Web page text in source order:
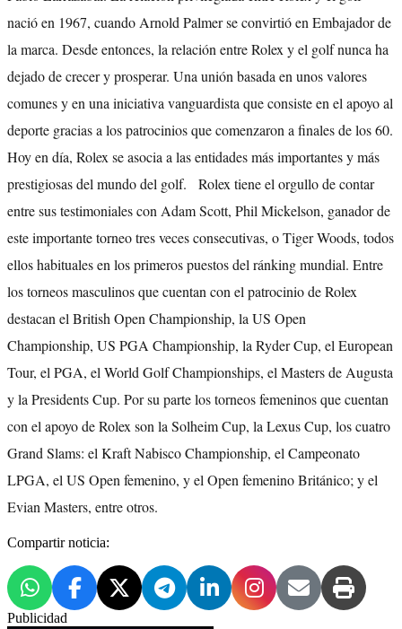
nació en 1967, cuando Arnold Palmer se convirtió en Embajador de
la marca. Desde entonces, la relación entre Rolex y el golf nunca ha
dejado de crecer y prosperar. Una unión basada en unos valores
comunes y en una iniciativa vanguardista que consiste en el apoyo al
deporte gracias a los patrocinios que comenzaron a finales de los 60.
Hoy en día, Rolex se asocia a las entidades más importantes y más
prestigiosas del mundo del golf. Rolex tiene el orgullo de contar
entre sus testimoniales con Adam Scott, Phil Mickelson, ganador de
este importante torneo tres veces consecutivas, o Tiger Woods, todos
ellos habituales en los primeros puestos del ránking mundial. Entre
los torneos masculinos que cuentan con el patrocinio de Rolex
destacan el British Open Championship, la US Open
Championship, US PGA Championship, la Ryder Cup, el European
Tour, el PGA, el World Golf Championships, el Masters de Augusta
y la Presidents Cup. Por su parte los torneos femeninos que cuentan
con el apoyo de Rolex son la Solheim Cup, la Lexus Cup, los cuatro
Grand Slams: el Kraft Nabisco Championship, el Campeonato
LPGA, el US Open femenino, y el Open femenino Británico; y el
Evian Masters, entre otros.
Compartir noticia:
Publicidad